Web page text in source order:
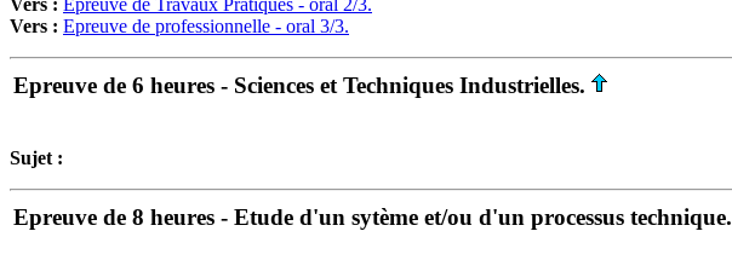
Vers : Epreuve de Travaux Pratiques - oral 2/3.
Vers : Epreuve de professionnelle - oral 3/3.
Epreuve de 6 heures - Sciences et Techniques Industrielles.
Sujet :
Epreuve de 8 heures - Etude d'un sytème et/ou d'un processus technique.